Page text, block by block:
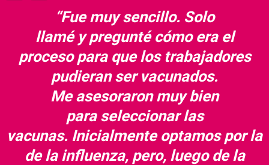
“Fue muy sencillo. Solo
llamé y pregunté cómo era el
proceso para que los trabajadores
pudieran ser vacunados.
Me asesoraron muy bien
para seleccionar las
vacunas. Inicialmente optamos por la
de la influenza, pero, luego de la